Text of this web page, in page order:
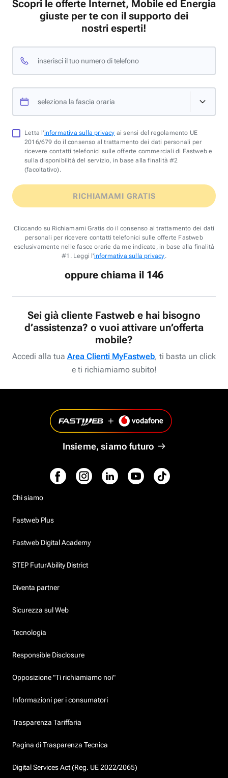
Scopri le offerte Internet, Mobile ed Energia
giuste per te con il supporto dei
nostri esperti!
inserisci il tuo numero di telefono
seleziona la fascia oraria
Letta l'informativa sulla privacy ai sensi del regolamento UE
2016/679 do il consenso al trattamento dei dati personali per
ricevere contatti telefonici sulle offerte commerciali di Fastweb e
sulla disponibilità del servizio, in base alla finalità #2
(facoltativo).
RICHIAMAMI GRATIS
Cliccando su Richiamami Gratis do il consenso al trattamento dei dati
personali per ricevere contatti telefonici sulle offerte Fastweb
esclusivamente nelle fasce orarie da me indicate, in base alla finalità
#1. Leggi l'informativa sulla privacy.
oppure chiama il 146
Sei già cliente Fastweb e hai bisogno
d’assistenza? o vuoi attivare un’offerta
mobile?
Accedi alla tua Area Clienti MyFastweb, ti basta un click
e ti richiamiamo subito!
Insieme, siamo futuro
Chi siamo
Fastweb Plus
Fastweb Digital Academy
STEP FuturAbility District
Diventa partner
Sicurezza sul Web
Tecnologia
Responsible Disclosure
Opposizione "Ti richiamiamo noi"
Informazioni per i consumatori
Trasparenza Tariffaria
Pagina di Trasparenza Tecnica
Digital Services Act (Reg. UE 2022/2065)